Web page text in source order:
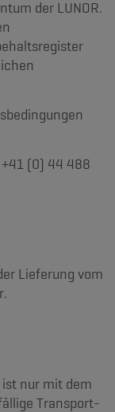
der LUNOR.
(0) 44 488
Lieferung vom
nur mit dem
Transport-